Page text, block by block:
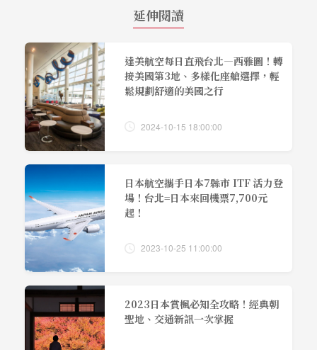
延伸閱讀
達美航空每日直飛台北—西雅圖！轉
接美國第3地、多樣化座艙選擇，輕
鬆規劃舒適的美國之行
2024-10-15 18:00:00
日本航空攜手日本7縣市 ITF 活力登
場！台北=日本來回機票7,700元
起！
2023-10-25 11:00:00
2023日本賞楓必知全攻略！經典朝
聖地、交通新訊一次掌握